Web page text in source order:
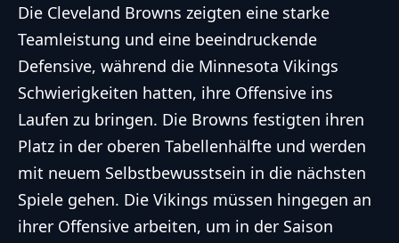
Die Cleveland Browns zeigten eine starke
Teamleistung und eine beeindruckende
Defensive, während die Minnesota Vikings
Schwierigkeiten hatten, ihre Offensive ins
Laufen zu bringen. Die Browns festigten ihren
Platz in der oberen Tabellenhälfte und werden
mit neuem Selbstbewusstsein in die nächsten
Spiele gehen. Die Vikings müssen hingegen an
ihrer Offensive arbeiten, um in der Saison